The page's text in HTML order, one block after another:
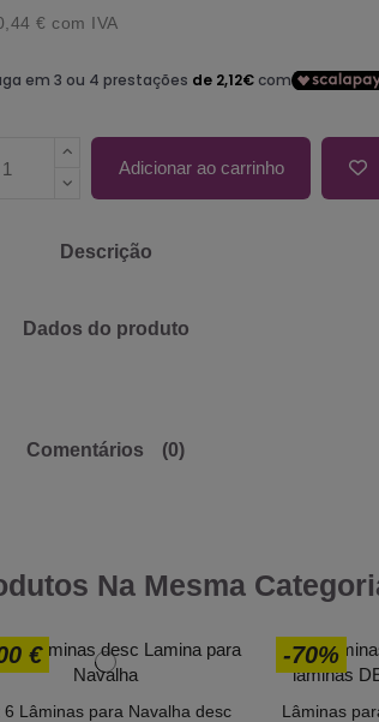
€ com IVA
Adicionar ao carrinho
Descrição
Dados do produto
Comentários
(0)
Na Mesma
€
6 Lâminas para Navalha desc
-70%
Lâminas